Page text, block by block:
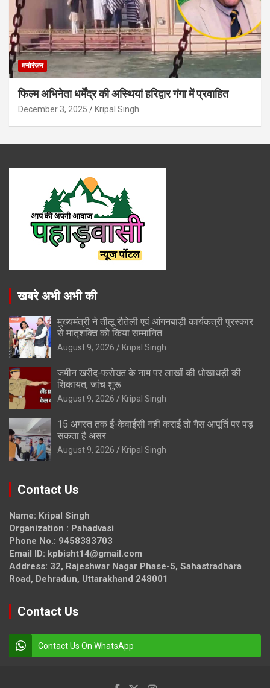
मनोरंजन
फिल्म अभिनेता धर्मेंद्र की अस्थियां हरिद्वार गंगा में प्रवाहित
December 3, 2025 Kripal Singh
खबरे अभी अभी की
मुख्यमंत्री ने तीलू रौतेली एवं आंगनबाड़ी कार्यकत्री पुरस्कार
से मातृशक्ति को किया सम्मानित
August 9, 2026 Kripal Singh
जमीन खरीद-फरोख्त के नाम पर लाखों की धोखाधड़ी की
शिकायत, जांच शुरू
August 9, 2026 Kripal Singh
15 अगस्त तक ई-केवाईसी नहीं कराई तो गैस आपूर्ति पर पड़
सकता है असर
August 9, 2026 Kripal Singh
Contact Us
Name: Kripal Singh
Organization : Pahadvasi
Phone No.: 9458383703
Email ID: kpbisht14@gmail.com
Address: 32, Rajeshwar Nagar Phase-5, Sahastradhara
Road, Dehradun, Uttarakhand 248001
Contact Us
Contact Us On WhatsApp